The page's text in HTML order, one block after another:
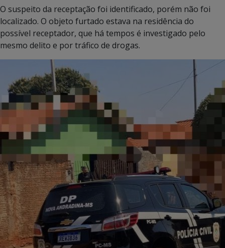
O suspeito da receptação foi identificado, porém não foi
localizado. O objeto furtado estava na residência do
possível receptador, que há tempos é investigado pelo
mesmo delito e por tráfico de drogas.